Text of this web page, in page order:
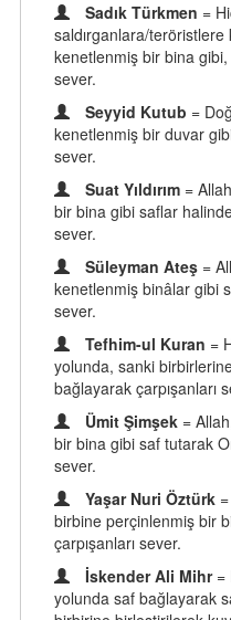
Sadık Türkmen =
saldırganlara/teröristlere
kenetlenmiş bir bina gibi,
sever.
Seyyid Kutub =
kenetlenmiş bir duvar
sever.
Suat Yıldırım =
bir bina gibi saflar
sever.
Süleyman Ateş =
kenetlenmiş binâlar gibi
sever.
Tefhim-ul Kuran =
yolunda, sanki
bağlayarak çarpışanları
Ümit Şimşek =
bir bina gibi saf tutarak
sever.
Yaşar Nuri Öztürk
birbine perçinlenmiş bir
çarpışanları sever.
İskender Ali Mihr =
yolunda saf bağlayarak